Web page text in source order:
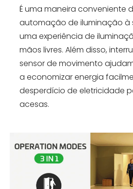
É uma maneira conveniente
automação de iluminação à
uma experiência de
mãos livres. Além disso,
sensor de movimento
a economizar energia
desperdício de eletricidade
acesas.